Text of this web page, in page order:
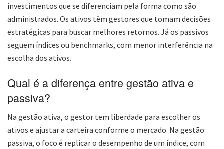
investimentos que se diferenciam pela forma como são
administrados. Os ativos têm gestores que tomam decisões
estratégicas para buscar melhores retornos. Já os passivos
seguem índices ou benchmarks, com menor interferência na
escolha dos ativos.
Qual é a diferença entre gestão ativa e
passiva?
Na gestão ativa, o gestor tem liberdade para escolher os
ativos e ajustar a carteira conforme o mercado. Na gestão
passiva, o foco é replicar o desempenho de um índice, com